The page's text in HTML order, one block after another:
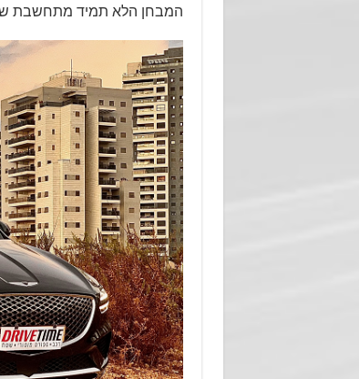
המבחן הלא תמיד מתחשבת